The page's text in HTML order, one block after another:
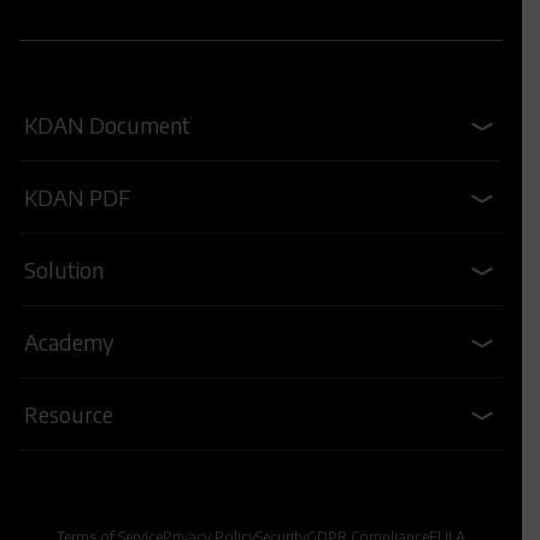
KDAN Document
KDAN PDF
Solution
Academy
Resource